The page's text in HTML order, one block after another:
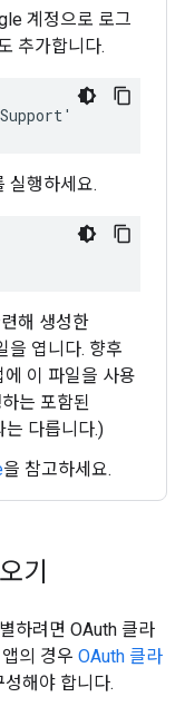
계정으로 로그
추가합니다.
실행하세요.
해 생성한
을 엽니다. 향후
이 파일을 사용
는 포함된
다릅니다.)
을 참고하세요.
기
하려면 OAuth 클라
의 경우 OAuth 클라
해야 합니다.